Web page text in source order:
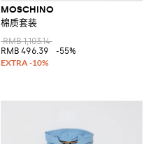
MOSCHINO
棉质套装
RMB 1,103.14
RMB 496.39
-55%